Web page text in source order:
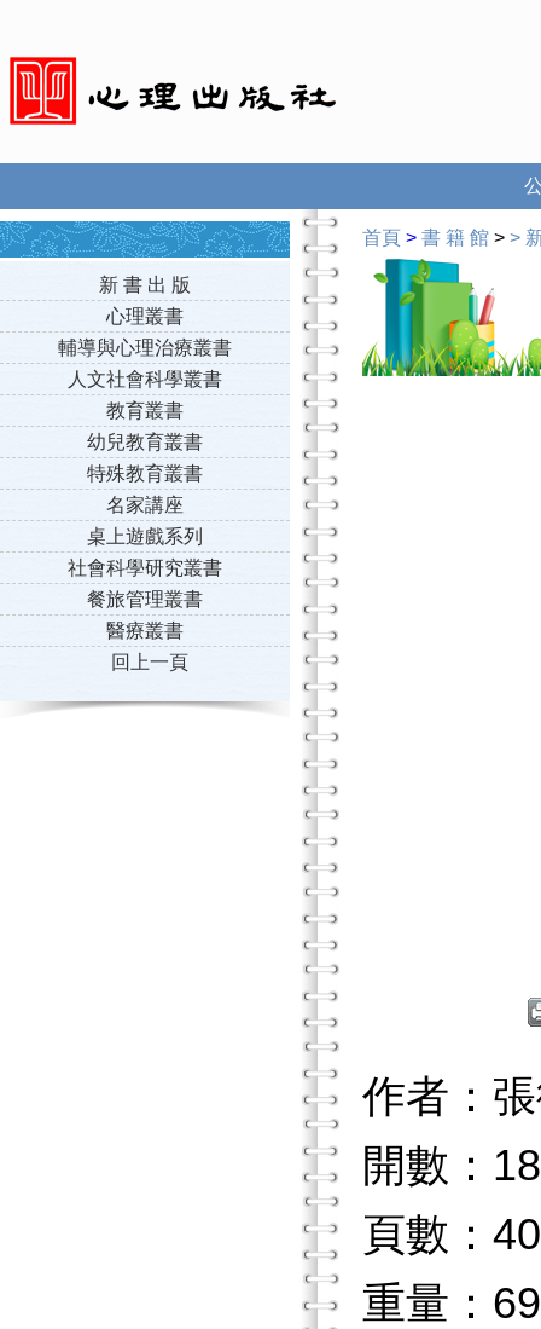
新 書 出 版
心理叢書
輔導與心理治療叢書
人文社會科學叢書
教育叢書
幼兒教育叢書
特殊教育叢書
名家講座
桌上遊戲系列
社會科學研究叢書
餐旅管理叢書
醫療叢書
回上一頁
首頁 > 書 籍 館 > >
作者：
開數：18
頁數：
重量：